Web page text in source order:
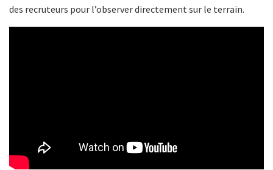
des recruteurs pour l’observer directement sur le terrain.